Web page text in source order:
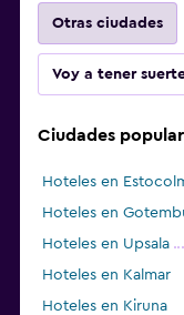
Otras ciudades
Voy a tener
Ciudades
Hoteles en
Hoteles en
Hoteles en Upsala
Hoteles en Kalmar
Hoteles en Kiruna